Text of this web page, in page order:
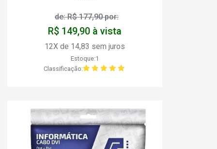
de: R$ 177,90 por:
R$ 149,90 à vista
12X de 14,83 sem juros
Estoque:1
Classificação: